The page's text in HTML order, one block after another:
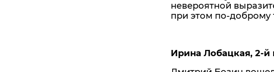
невероятной
при этом по-доброму
Ирина Лобацкая, 2-й